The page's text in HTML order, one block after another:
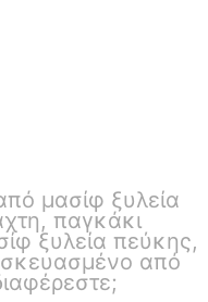
μασίφ ξυλεία
παγκάκι
ξυλεία πεύκης,
από